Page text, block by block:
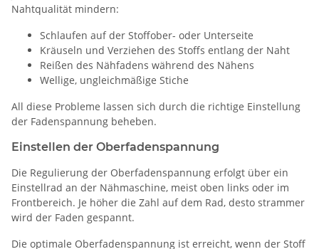
Nahtqualität mindern:
Schlaufen auf der Stoffober- oder Unterseite
Kräuseln und Verziehen des Stoffs entlang der Naht
Reißen des Nähfadens während des Nähens
Wellige, ungleichmäßige Stiche
All diese Probleme lassen sich durch die richtige Einstellung
der Fadenspannung beheben.
Einstellen der Oberfadenspannung
Die Regulierung der Oberfadenspannung erfolgt über ein
Einstellrad an der Nähmaschine, meist oben links oder im
Frontbereich. Je höher die Zahl auf dem Rad, desto strammer
wird der Faden gespannt.
Die optimale Oberfadenspannung ist erreicht, wenn der Stoff